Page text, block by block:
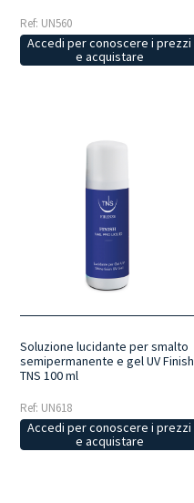
Ref: UN560
Accedi per conoscere i prezzi
e acquistare
Soluzione lucidante per smalto
semipermanente e gel UV Finish
TNS 100 ml
Ref: UN618
Accedi per conoscere i prezzi
e acquistare